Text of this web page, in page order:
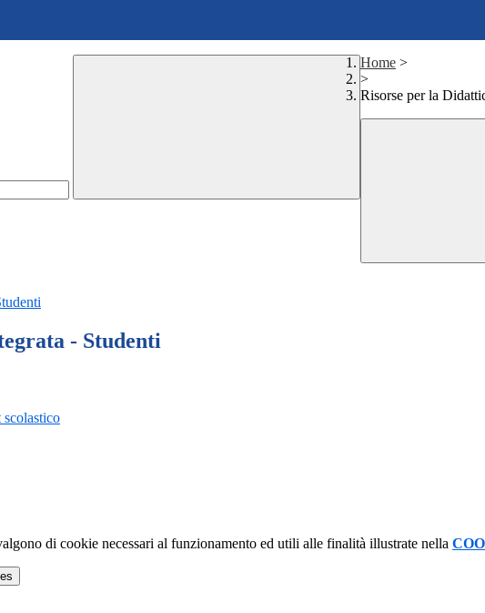
Home >
>
Risorse per la
- Studenti
scolastico
di cookie necessari al funzionamento ed utili alle finalità illustrate nella